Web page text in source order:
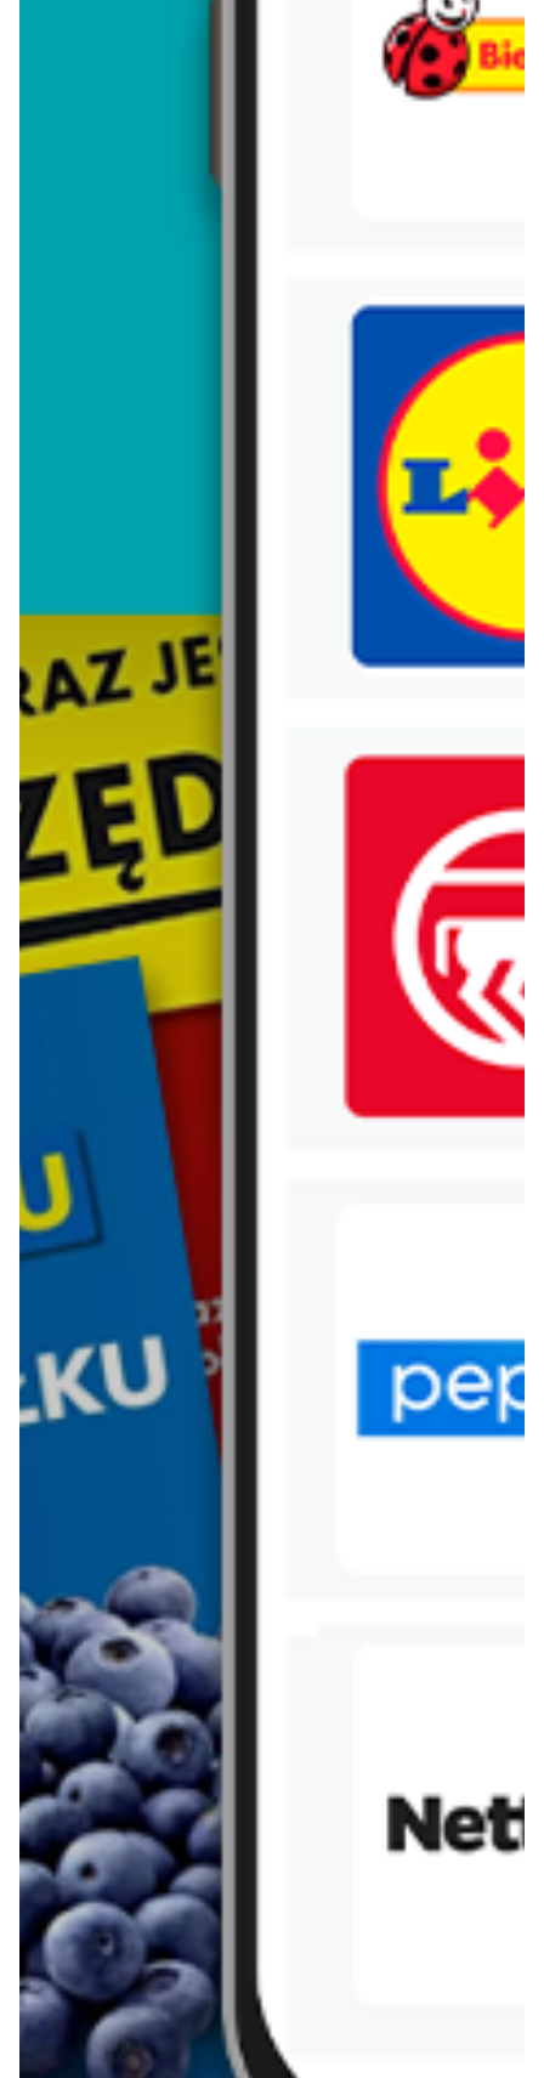
Trafiłeś na nieaktualną gazetkę
Zobacz aktualne gazetki Blix!
aktualna
Abra Meble
Panele, lamele, kamień
WIĘCEJ GAZETEK BLACK